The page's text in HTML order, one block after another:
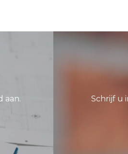
aan. Schrijf u